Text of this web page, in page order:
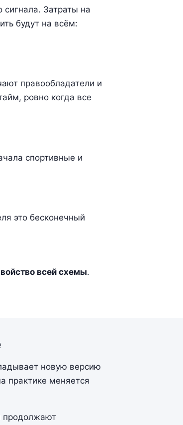
Затраты на
будут на всём:
правообладатели и
ровно когда все
спортивные и
это бесконечный
всей схемы.
новую версию
практике меняется
продолжают